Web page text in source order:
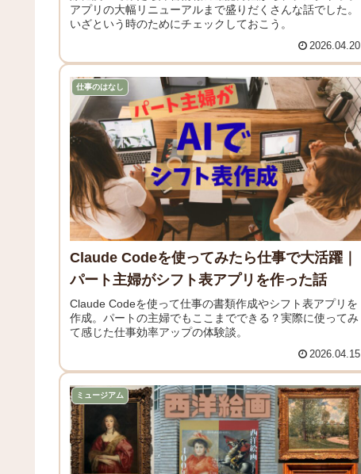
アプリの大幅リニューアルまで盛りだくさんな話でした。
いざという時のためにチェックしておこう。
2026.04.20
仕事のはなし
Claude Codeを使ってみたら仕事で大活躍｜
パート主婦がシフト表アプリを作った話
Claude Codeを使って仕事の書類作成やシフト表アプリを
作成。パートの主婦でもここまでできる？実際に使ってみ
て感じた仕事効率アップの体験談。
2026.04.15
ミュージアム